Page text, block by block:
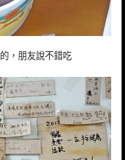
，朋友說不錯吃